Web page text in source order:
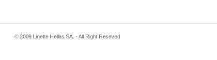
© 2009 Linette Hellas SA. - All Right Reseved